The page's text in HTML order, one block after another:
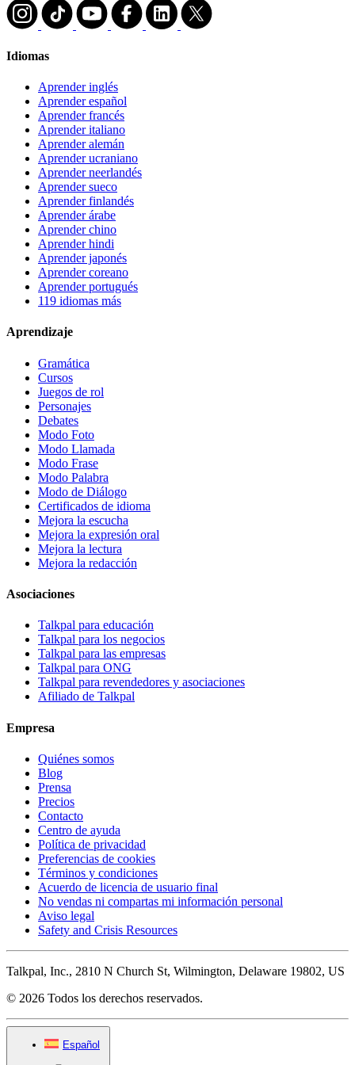
Idiomas
Aprender inglés
Aprender español
Aprender francés
Aprender italiano
Aprender alemán
Aprender ucraniano
Aprender neerlandés
Aprender sueco
Aprender finlandés
Aprender árabe
Aprender chino
Aprender hindi
Aprender japonés
Aprender coreano
Aprender portugués
119 idiomas más
Aprendizaje
Gramática
Cursos
Juegos de rol
Personajes
Debates
Modo Foto
Modo Llamada
Modo Frase
Modo Palabra
Modo de Diálogo
Certificados de idioma
Mejora la escucha
Mejora la expresión oral
Mejora la lectura
Mejora la redacción
Asociaciones
Talkpal para educación
Talkpal para los negocios
Talkpal para las empresas
Talkpal para ONG
Talkpal para revendedores y asociaciones
Afiliado de Talkpal
Empresa
Quiénes somos
Blog
Prensa
Precios
Contacto
Centro de ayuda
Política de privacidad
Preferencias de cookies
Términos y condiciones
Acuerdo de licencia de usuario final
No vendas ni compartas mi información personal
Aviso legal
Safety and Crisis Resources
Talkpal, Inc., 2810 N Church St, Wilmington, Delaware 19802, US
© 2026 Todos los derechos reservados.
Español